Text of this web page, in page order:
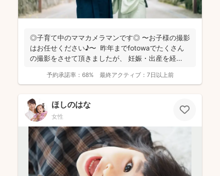
◎子育て中のママカメラマンです◎ 〜お子様の撮影
はお任せください♪〜 昨年までfotowaでたくさん
の撮影をさせて頂きましたが、 妊娠・出産を経...
予約承諾率： 68% 最終アクティブ： 7日以上前
ほしのはな
女性